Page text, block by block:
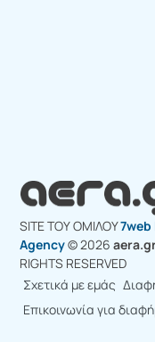
SITE ΤΟΥ ΟΜΙΛΟY
Agency© 2026
RIGHTS RESERVED
Σχετικά με εμάς
Επικοινωνία για